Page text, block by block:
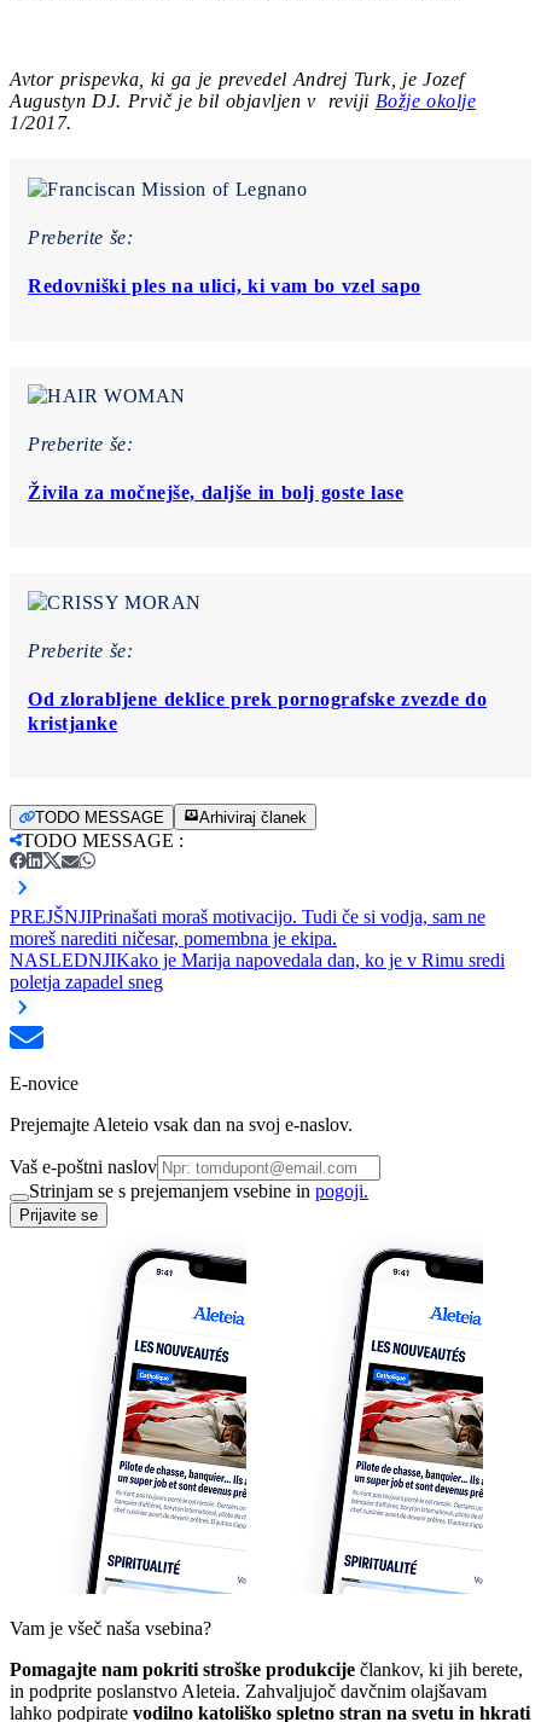
Avtor prispevka, ki ga je prevedel Andrej Turk, je Jozef
Augustyn DJ. Prvič je bil objavljen v reviji Božje okolje
1/2017.
Preberite še:
Redovniški ples na ulici, ki vam bo vzel sapo
Preberite še:
Živila za močnejše, daljše in bolj goste lase
Preberite še:
Od zlorabljene deklice prek pornografske zvezde do
kristjanke
TODO MESSAGE Arhiviraj članek
TODO MESSAGE :
PREJŠNJIPrinašati moraš motivacijo. Tudi če si vodja, sam ne
moreš narediti ničesar, pomembna je ekipa.
NASLEDNJIKako je Marija napovedala dan, ko je v Rimu sredi
poletja zapadel sneg
E-novice
Prejemajte Aleteio vsak dan na svoj e-naslov.
Vaš e-poštni naslov
Strinjam se s prejemanjem vsebine in pogoji.
Prijavite se
Vam je všeč naša vsebina?
Pomagajte nam pokriti stroške produkcije člankov, ki jih berete,
in podprite poslanstvo Aleteia. Zahvaljujoč davčnim olajšavam
lahko podpirate vodilno katoliško spletno stran na svetu in hkrati